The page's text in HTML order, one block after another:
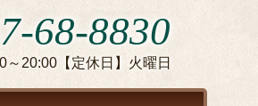
68-8830
～20:00【定休日】火曜日